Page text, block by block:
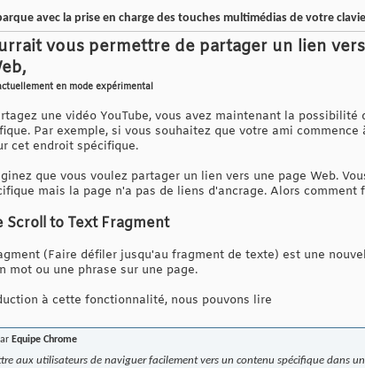
avec la prise en charge des touches multimédias de votre
vous permettre de partager un lien
en mode expérimental
une vidéo YouTube, vous avez maintenant la
Par exemple, si vous souhaitez que votre ami
cet endroit spécifique.
que vous voulez partager un lien vers une page Web.
mais la page n'a pas de liens d'ancrage. Alors comment
Scroll to Text Fragment
(Faire défiler jusqu'au fragment de texte) est une
mot ou une phrase sur une page.
à cette fonctionnalité, nous pouvons lire
Equipe Chrome
aux utilisateurs de naviguer facilement vers un contenu spécifique dans